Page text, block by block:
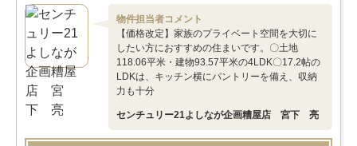
物件担当者コメント
【価格改定】家族のプライベート空間を大切に
したい方におすすめの住まいです。〇土地
118.06平米・建物93.57平米の4LDK〇17.2帖の
LDKは、キッチン横にパントリーを備え、収納
力も十分
センチュリー21よしなが企画糟屋店 宮下 亮